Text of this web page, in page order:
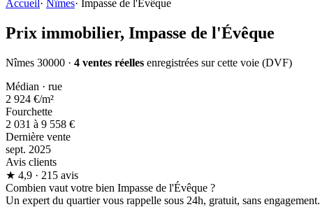
Accueil· Nîmes· Impasse de l'Évêque
Prix immobilier, Impasse de l'Évêque
Nîmes 30000 · 4 ventes réelles enregistrées sur cette voie (DVF)
Médian · rue
2 924 €/m²
Fourchette
2 031 à 9 558 €
Dernière vente
sept. 2025
Avis clients
★ 4,9 · 215 avis
Combien vaut votre bien Impasse de l'Évêque ?
Un expert du quartier vous rappelle sous 24h, gratuit, sans engagement.